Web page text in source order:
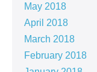
May 2018
April 2018
March 2018
February 2018